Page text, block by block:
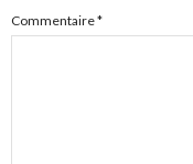
Commentaire*